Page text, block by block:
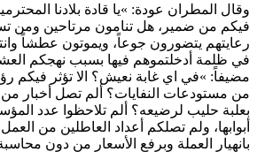
وقال المطران عودة: »يا قادة بلادنا
فيكم من ضمير، هل تنامون مرتاحين ومن
رعايتهم يتضورون جوعاً، ويموتون عطشاً
في ظلمة أدخلتموهم فيها بسبب نهجكم
مضيفاً: »في اي غابة نعيش؟ الا تؤثر فيكم
من مستودعات النفايات؟ ألم تصل أخبار
بعلبة حليب لرضيعه؟ ألم تلاحظوا عدد
أبوابها، ولم تصلكم أعداد العاطلين من
بانهيار العملة وبرفع الأسعار من دون